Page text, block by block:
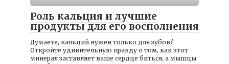
Роль кальция и лучшие
продукты для его восполнения
Думаете, кальций нужен только для зубов?
Откройте удивительную правду о том, как этот
минерал заставляет ваше сердце биться, а мышцы